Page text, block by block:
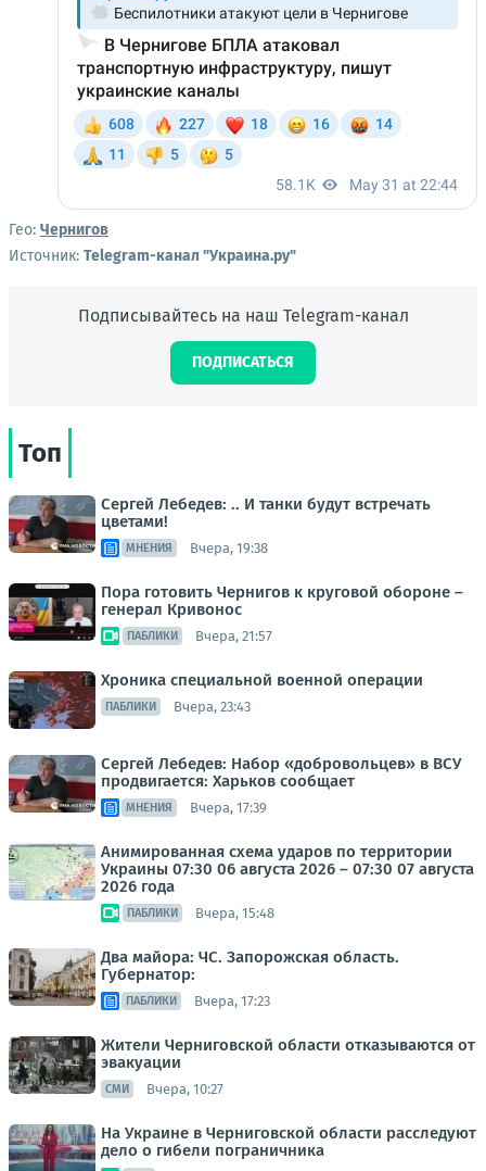
Гео: Чернигов
Источник: Telegram-канал "Украина.ру"
Подписывайтесь на наш Telegram-канал
ПОДПИСАТЬСЯ
Топ
Сергей Лебедев: .. И танки будут встречать
цветами!
МНЕНИЯ Вчера, 19:38
Пора готовить Чернигов к круговой обороне –
генерал Кривонос
ПАБЛИКИ Вчера, 21:57
Хроника специальной военной операции
ПАБЛИКИ Вчера, 23:43
Сергей Лебедев: Набор «добровольцев» в ВСУ
продвигается: Харьков сообщает
МНЕНИЯ Вчера, 17:39
Анимированная схема ударов по территории
Украины 07:30 06 августа 2026 – 07:30 07 августа
2026 года
ПАБЛИКИ Вчера, 15:48
Два майора: ЧС. Запорожская область.
Губернатор:
ПАБЛИКИ Вчера, 17:23
Жители Черниговской области отказываются от
эвакуации
СМИ Вчера, 10:27
На Украине в Черниговской области расследуют
дело о гибели пограничника